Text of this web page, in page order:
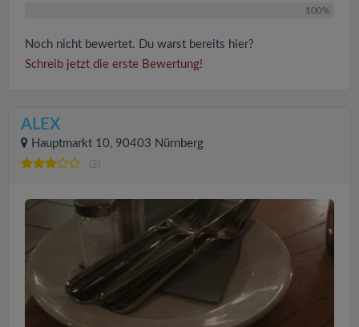
100%
Noch nicht bewertet. Du warst bereits hier?
Schreib jetzt die erste Bewertung!
ALEX
Hauptmarkt 10, 90403 Nürnberg
(2)